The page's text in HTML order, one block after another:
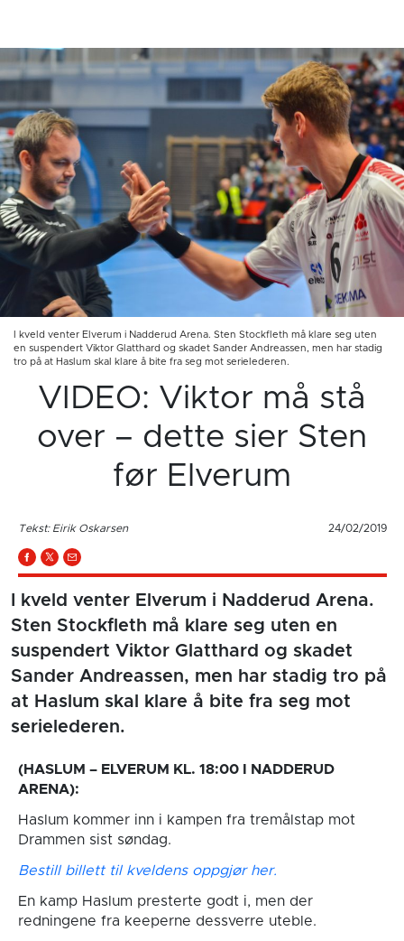
I kveld venter Elverum i Nadderud Arena. Sten Stockfleth må klare seg uten
en suspendert Viktor Glatthard og skadet Sander Andreassen, men har stadig
tro på at Haslum skal klare å bite fra seg mot serielederen.
VIDEO: Viktor må stå
over – dette sier Sten
før Elverum
Tekst: Eirik Oskarsen 24/02/2019
I kveld venter Elverum i Nadderud Arena.
Sten Stockfleth må klare seg uten en
suspendert Viktor Glatthard og skadet
Sander Andreassen, men har stadig tro på
at Haslum skal klare å bite fra seg mot
serielederen.
(HASLUM – ELVERUM KL. 18:00 I NADDERUD
ARENA):
Haslum kommer inn i kampen fra tremålstap mot
Drammen sist søndag.
Bestill billett til kveldens oppgjør her.
En kamp Haslum presterte godt i, men der
redningene fra keeperne dessverre uteble.